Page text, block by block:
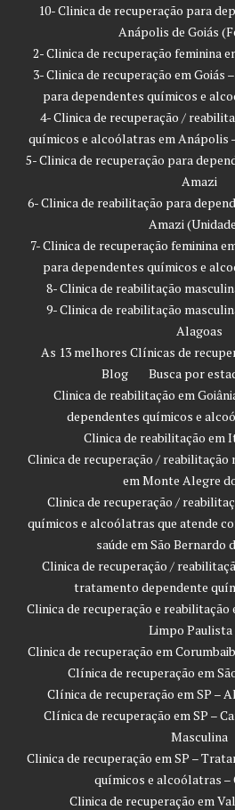
10- Clinica de recuperação para
Anápolis de Goiás
2- Clinica de recuperação feminina
3- Clinica de recuperação em Goiás
para dependentes químicos e
4- Clinica de recuperação /
químicos e alcoólatras em Anápolis
5- Clinica de recuperação para
Amazi
6- Clinica de reabilitação para
Amazi
7- Clinica de recuperação feminina
para dependentes químicos e
8- Clinica de reabilitação
9- Clinica de reabilitação
Alagoas
As 13 melhores Clínicas de
Blog
Busca por
Clinica de reabilitação em
dependentes químicos e
Clinica de reabilitação em
Clinica de recuperação / reabilitação
em Monte Alegre
Clinica de recuperação /
químicos e alcoólatras que atende
saúde em São Bernardo
Clinica de recuperação /
tratamento dependente
Clinica de recuperação e reabilitação
Limpo Paulista
Clinica de recuperação em
Clínica de recuperação em
Clínica de recuperação em SP –
Clínica de recuperação em SP –
Masculina
Clinica de recuperação em SP –
químicos e alcoólatras –
Clinica de recuperação em